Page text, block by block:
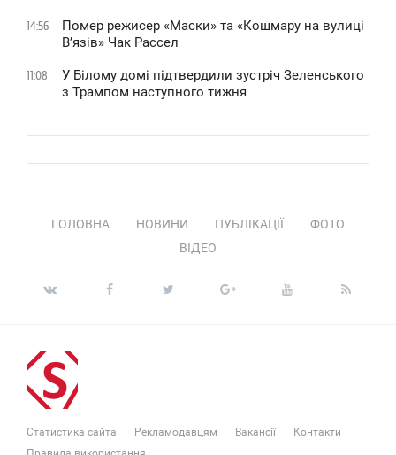
14:56
Помер режисер «Маски» та «Кошмару на вулиці
В’язів» Чак Рассел
11:08
У Білому домі підтвердили зустріч Зеленського
з Трампом наступного тижня
ГОЛОВНА НОВИНИ ПУБЛІКАЦІЇ
ФОТО
ВІДЕО
Статистика сайта Рекламодавцям Вакансії
Контакти